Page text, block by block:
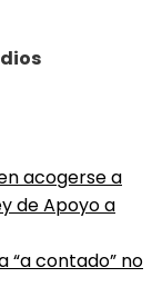
acogerse a
de Apoyo a
“a contado” no